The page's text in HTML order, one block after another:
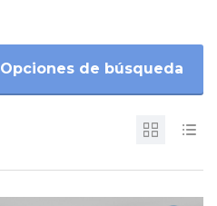
Opciones de búsqueda